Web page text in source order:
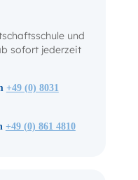
und
sofort jederzeit
+49 (0) 8031
+49 (0) 861 4810